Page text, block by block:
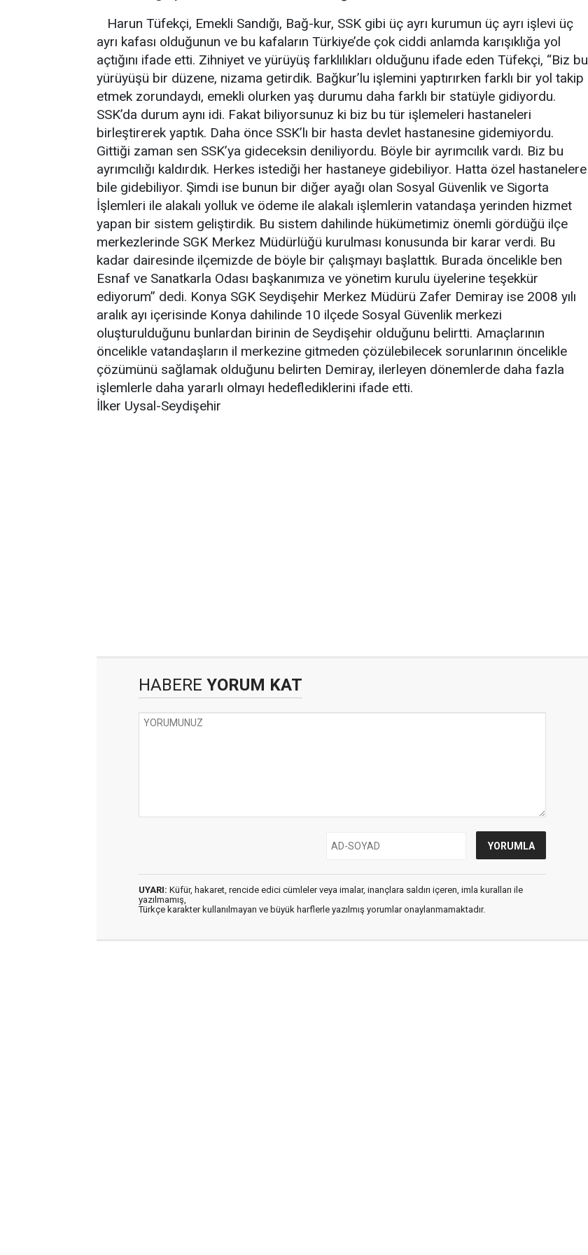
Harun Tüfekçi, Emekli Sandığı, Bağ-kur, SSK gibi üç ayrı kurumun üç ayrı işlevi üç
ayrı kafası olduğunun ve bu kafaların Türkiye’de çok ciddi anlamda karışıklığa yol
açtığını ifade etti. Zihniyet ve yürüyüş farklılıkları olduğunu ifade eden Tüfekçi, “Biz bu
yürüyüşü bir düzene, nizama getirdik. Bağkur’lu işlemini yaptırırken farklı bir yol takip
etmek zorundaydı, emekli olurken yaş durumu daha farklı bir statüyle gidiyordu.
SSK’da durum aynı idi. Fakat biliyorsunuz ki biz bu tür işlemeleri hastaneleri
birleştirerek yaptık. Daha önce SSK’lı bir hasta devlet hastanesine gidemiyordu.
Gittiği zaman sen SSK’ya gideceksin deniliyordu. Böyle bir ayrımcılık vardı. Biz bu
ayrımcılığı kaldırdık. Herkes istediği her hastaneye gidebiliyor. Hatta özel hastanelere
bile gidebiliyor. Şimdi ise bunun bir diğer ayağı olan Sosyal Güvenlik ve Sigorta
İşlemleri ile alakalı yolluk ve ödeme ile alakalı işlemlerin vatandaşa yerinden hizmet
yapan bir sistem geliştirdik. Bu sistem dahilinde hükümetimiz önemli gördüğü ilçe
merkezlerinde SGK Merkez Müdürlüğü kurulması konusunda bir karar verdi. Bu
kadar dairesinde ilçemizde de böyle bir çalışmayı başlattık. Burada öncelikle ben
Esnaf ve Sanatkarla Odası başkanımıza ve yönetim kurulu üyelerine teşekkür
ediyorum” dedi. Konya SGK Seydişehir Merkez Müdürü Zafer Demiray ise 2008 yılı
aralık ayı içerisinde Konya dahilinde 10 ilçede Sosyal Güvenlik merkezi
oluşturulduğunu bunlardan birinin de Seydişehir olduğunu belirtti. Amaçlarının
öncelikle vatandaşların il merkezine gitmeden çözülebilecek sorunlarının öncelikle
çözümünü sağlamak olduğunu belirten Demiray, ilerleyen dönemlerde daha fazla
işlemlerle daha yararlı olmayı hedeflediklerini ifade etti.
İlker Uysal-Seydişehir
HABERE YORUM KAT
UYARI: Küfür, hakaret, rencide edici cümleler veya imalar, inançlara saldırı içeren, imla kuralları ile
yazılmamış,
Türkçe karakter kullanılmayan ve büyük harflerle yazılmış yorumlar onaylanmamaktadır.